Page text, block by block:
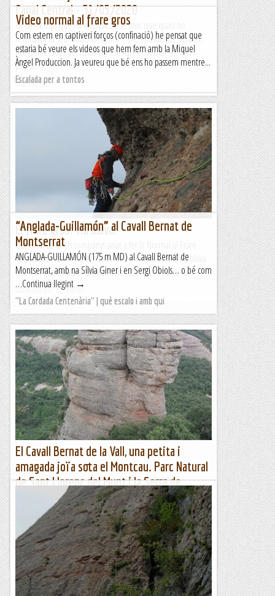
Canal Central - 31/05/2020
Fa tan temps que no entrava en el bloc que quasi no
recordava el seu funcionament :-). Bé, encara que sigui en
hores marcades pel confinament vàrem decidir fer una
petita...
Manel&Ita
Video normal al frare gros
Com estem en captiveri forços (confinació) he pensat que
estaria bé veure els videos que hem fem amb la Miquel
Àngel Produccion. Ja veureu que bé ens ho passem mentre...
Escalada per a tontos
El frare gros: via blava?
Quedem amb els companys anar a fer la Normal al Frare
Gros. Sense saber-ho em conviden a anar a l'única via blava
que em quedava per escalar. Valoració: això és una via...
Escalada per a tontos
“Anglada-Guillamón” al Cavall Bernat de
Montserrat
ANGLADA-GUILLAMÓN (175 m MD) al Cavall Bernat de
Montserrat, amb na Sílvia Giner i en Sergi Obiols… o bé com
…Continua llegint →
"La Cordada Centenària" | què escalo i amb qui
El Cavall Bernat de la Vall, una petita i
amagada joïa sota el Montcau. Parc Natural
de Sant Llorenç del Munt i la Serra de
l'Obac. 18-09-2019.
Zona restringida per nidificació de l'1 de gener al 31 d'agostEl
Cavall Bernat de la Vall per on va la via Normal. Els Emprius al
darrera.Sant Llorenç del Munt amaga petites...
Jaumegrimp 2